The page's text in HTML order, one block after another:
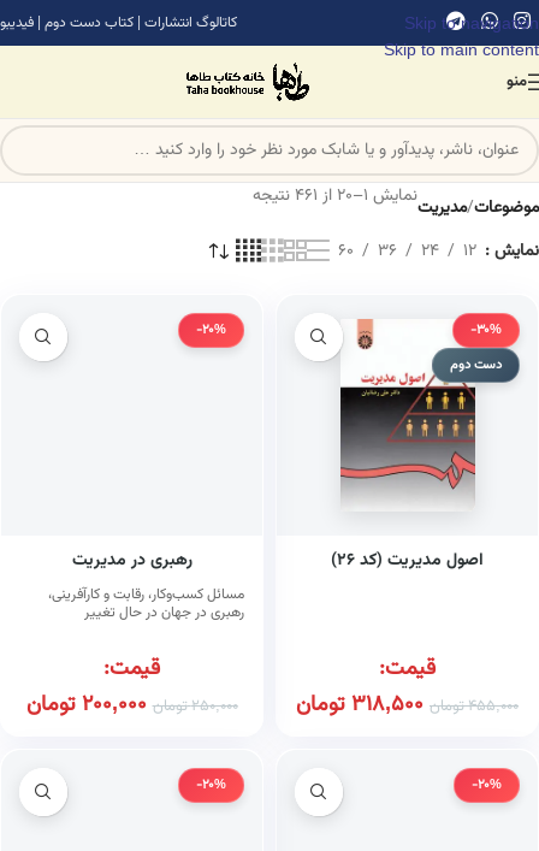
Skip to navigation
Skip to main content
کاتالوگ انتشارات | کتاب دست دوم | فیدیبو
منو
موضوعات/مدیریتنمایش 1–20 از 461 نتیجه
نمایش 12
24
36
60
-30%
دست دوم
اصول مدیریت (کد ۲۶)
قیمت:
455,000تومان 318,500تومان
-20%
رهبری در مدیریت
مسائل کسب‌وکار، رقابت و کارآفرینی،
رهبری در جهان در حال تغییر
قیمت:
250,000تومان 200,000تومان
-20%
-20%